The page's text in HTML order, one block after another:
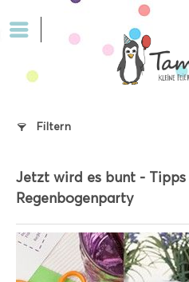
Filtern
Jetzt wird es bunt -
Regenbogenparty